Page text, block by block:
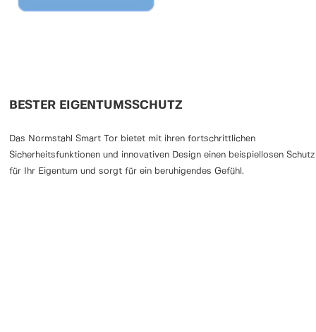
BESTER EIGENTUMSSCHUTZ
Das Normstahl Smart Tor bietet mit ihren fortschrittlichen
Sicherheitsfunktionen und innovativen Design einen beispiellosen Schutz
für Ihr Eigentum und sorgt für ein beruhigendes Gefühl.